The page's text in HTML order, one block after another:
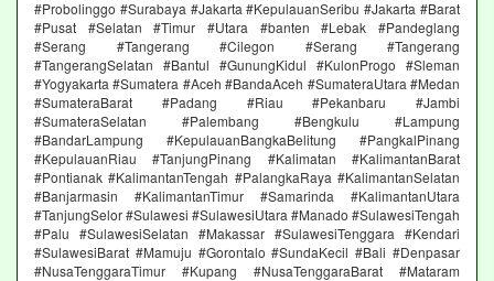
#Probolinggo #Surabaya #Jakarta #KepulauanSeribu #Jakarta #Barat
#Pusat #Selatan #Timur #Utara #banten #Lebak #Pandeglang
#Serang #Tangerang #Cilegon #Serang #Tangerang
#TangerangSelatan #Bantul #GunungKidul #KulonProgo #Sleman
#Yogyakarta #Sumatera #Aceh #BandaAceh #SumateraUtara #Medan
#SumateraBarat #Padang #Riau #Pekanbaru #Jambi
#SumateraSelatan #Palembang #Bengkulu #Lampung
#BandarLampung #KepulauanBangkaBelitung #PangkalPinang
#KepulauanRiau #TanjungPinang #Kalimatan #KalimantanBarat
#Pontianak #KalimantanTengah #PalangkaRaya #KalimantanSelatan
#Banjarmasin #KalimantanTimur #Samarinda #KalimantanUtara
#TanjungSelor #Sulawesi #SulawesiUtara #Manado #SulawesiTengah
#Palu #SulawesiSelatan #Makassar #SulawesiTenggara #Kendari
#SulawesiBarat #Mamuju #Gorontalo #SundaKecil #Bali #Denpasar
#NusaTenggaraTimur #Kupang #NusaTenggaraBarat #Mataram